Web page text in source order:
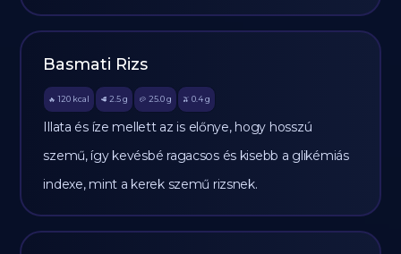
Basmati Rizs
🔥 120 kcal 🥩 2.5 g 🥔 25.0g 🫒 0.4 g
Illata és íze mellett az is előnye, hogy hosszú
szemű, így kevésbé ragacsos és kisebb a glikémiás
indexe, mint a kerek szemű rizsnek.